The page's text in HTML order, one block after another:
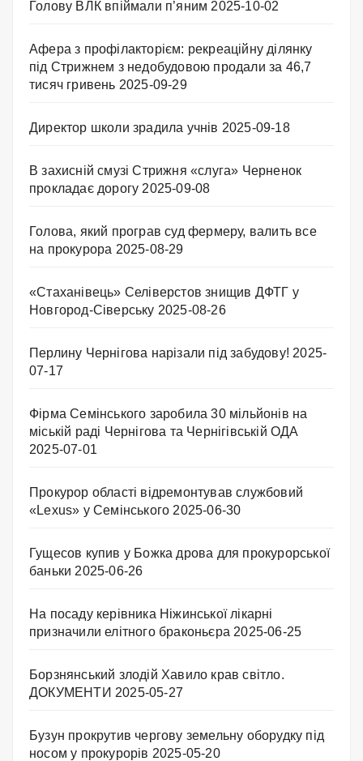
Голову ВЛК впіймали п’яним 2025-10-02
Афера з профілакторієм: рекреаційну ділянку
під Стрижнем з недобудовою продали за 46,7
тисяч гривень 2025-09-29
Директор школи зрадила учнів 2025-09-18
В захисній смузі Стрижня «слуга» Черненок
прокладає дорогу 2025-09-08
Голова, який програв суд фермеру, валить все
на прокурора 2025-08-29
«Стаханівець» Селіверстов знищив ДФТГ у
Новгород-Сіверську 2025-08-26
Перлину Чернігова нарізали під забудову! 2025-
07-17
Фірма Семінського заробила 30 мільйонів на
міській раді Чернігова та Чернігівській ОДА
2025-07-01
Прокурор області відремонтував службовий
«Lexus» у Семінського 2025-06-30
Гущесов купив у Божка дрова для прокурорської
баньки 2025-06-26
На посаду керівника Ніжинської лікарні
призначили елітного браконьєра 2025-06-25
Борзнянський злодій Хавило крав світло.
ДОКУМЕНТИ 2025-05-27
Бузун прокрутив чергову земельну оборудку під
носом у прокурорів 2025-05-20